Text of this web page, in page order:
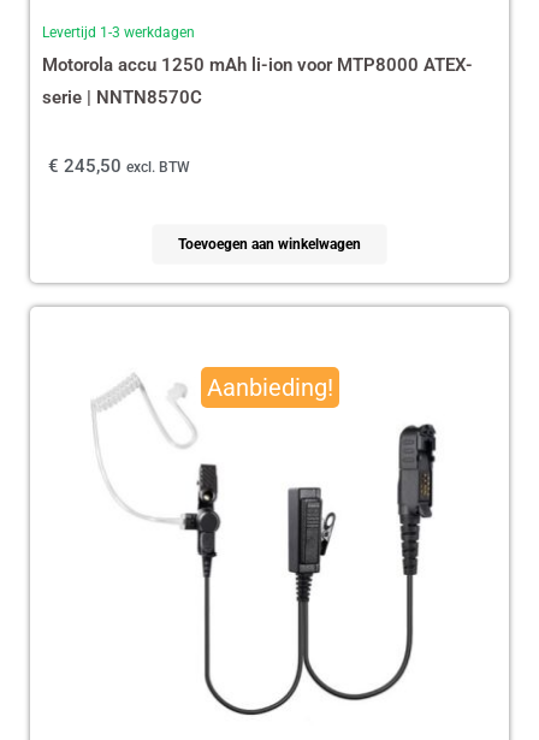
Levertijd 1-3 werkdagen
Motorola accu 1250 mAh li-ion voor MTP8000 ATEX-
serie | NNTN8570C
€ 245,50 excl. BTW
Toevoegen aan winkelwagen
Aanbieding!
was:
€ 35,87.
is:
€ 29,99.